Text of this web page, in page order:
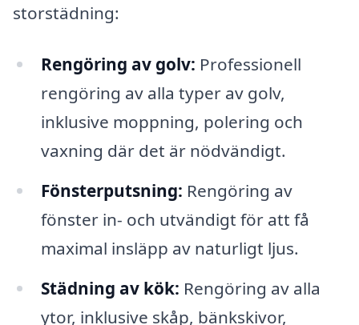
storstädning:
Rengöring av golv: Professionell
rengöring av alla typer av golv,
inklusive moppning, polering och
vaxning där det är nödvändigt.
Fönsterputsning: Rengöring av
fönster in- och utvändigt för att få
maximal insläpp av naturligt ljus.
Städning av kök: Rengöring av alla
ytor, inklusive skåp, bänkskivor,